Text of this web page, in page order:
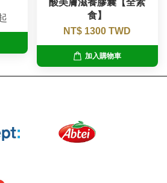
酸美膚滋養膠囊【全素
食】
NT$ 1300 TWD
加入購物車